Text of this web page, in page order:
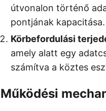
útvonalon történő
pontjának kapacitása.
Körbefordulási
amely alatt egy
számítva a köztes
Működési